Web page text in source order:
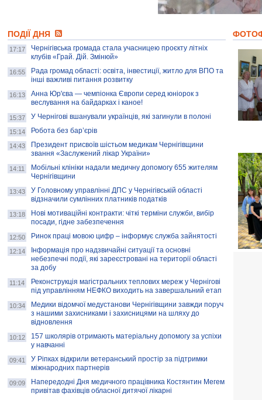
колекцію про війну, емоції та тварин
AB InBev Efes Україна підтримала
навчальний проєкт "Молодіжна бізнес-
школа", спрямований на розвиток
підприємництва у Чернігівській області
Золота тварина: видання Forbes
написало про чернігівця Патрона: хто і
скільки на ньому заробляє? І куди
витрачають?
ПОДІЇ ДНЯ
17:17
Чернігівська громада стала учасницею проєкту літніх
клубів «Грай. Дій. Змінюй»
16:55
Рада громад області: освіта, інвестиції, житло для ВПО та
інші важливі питання розвитку
16:13
Анна Юр'єва — чемпіонка Європи серед юніорок з
веслування на байдарках і каное!
15:37 У Чернігові вшанували українців, які загинули в полоні
15:14 Робота без бар’єрів
14:43
Президент присвоїв шістьом медикам Чернігівщини
звання «Заслужений лікар України»
14:11
Мобільні клініки надали медичну допомогу 655 жителям
Чернігівщини
13:43
У Головному управлінні ДПС у Чернігівській області
відзначили сумлінних платників податків
13:18
Нові мотиваційні контракти: чіткі терміни служби, вибір
посади, гідне забезпечення
12:50 Ринок праці мовою цифр – інформує служба зайнятості
12:14
Інформація про надзвичайні ситуації та основні
небезпечні події, які зареєстровані на території області
за добу
11:14
Реконструкція магістральних теплових мереж у Чернігові
під управлінням НЕФКО виходить на завершальний етап
10:34
Медики відомчої медустанови Чернігівщини завжди поруч
з нашими захисниками і захисницями на шляху до
відновлення
10:12
157 школярів отримають матеріальну допомогу за успіхи
у навчанні
09:41
У Ріпках відкрили ветеранський простір за підтримки
міжнародних партнерів
09:09
Напередодні Дня медичного працівника Костянтин Мегем
привітав фахівців обласної дитячої лікарні